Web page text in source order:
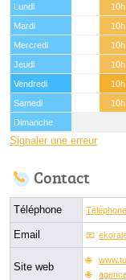
Lundi
Mardi
Mercredi
Jeudi
Vendredi
Samedi
Dimanche
Signaler une erreur
Contact
Téléphone
Email
Site web